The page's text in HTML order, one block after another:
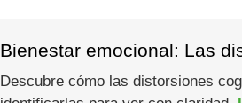
Bienestar emocional: Las
Descubre cómo las distorsiones